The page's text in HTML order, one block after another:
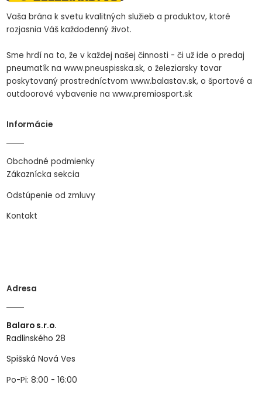
Vaša brána k svetu kvalitných služieb a produktov, ktoré
rozjasnia Váš každodenný život.
Sme hrdí na to, že v každej našej činnosti - či už ide o predaj
pneumatík na www.pneuspisska.sk, o železiarsky tovar
poskytovaný prostredníctvom www.balastav.sk, o športové a
outdoorové vybavenie na www.premiosport.sk
Informácie
Obchodné podmienky
Zákaznícka sekcia
Odstúpenie od zmluvy
Kontakt
Adresa
Balaro s.r.o.
Radlinského 28
Spišská Nová Ves
Po-Pi: 8:00 - 16:00